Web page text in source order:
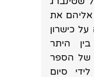
אליהם את
על כישרון
היתר
של הספר
סיום